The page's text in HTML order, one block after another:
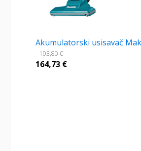
Akumulatorski usisavač
193,80€
164,73 €